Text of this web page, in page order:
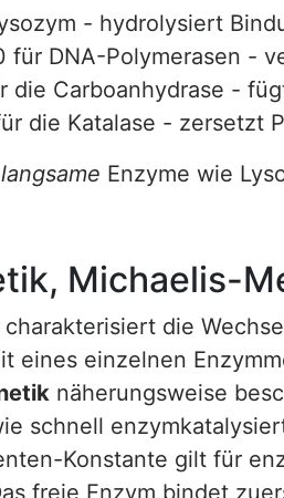
- hydrolysiert
für DNA-Polymerasen -
die Carboanhydrase -
die Katalase - zersetzt
langsame Enzyme wie
Michaelis-
die
eines einzelnen
näherungsweise
schnell
Konstante gilt für
freie Enzym bindet